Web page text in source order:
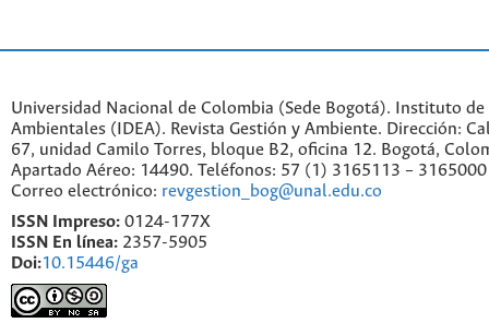
Universidad Nacional de Colombia (Sede Bogotá). Instituto de
Ambientales (IDEA). Revista Gestión y Ambiente. Dirección:
67, unidad Camilo Torres, bloque B2, oficina 12. Bogotá,
Apartado Aéreo: 14490. Teléfonos: 57 (1) 3165113 –
Correo electrónico: revgestion_bog@unal.edu.co
ISSN Impreso: 0124-177X
ISSN En línea: 2357-5905
Doi:10.15446/ga